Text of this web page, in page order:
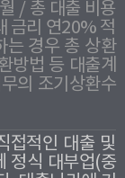
/ 총 대출 비용
금리 연20% 적
는 경우 총 상환
방법 등 대출계
의 조기상환수
접적인 대출 및
정식 대부업(중